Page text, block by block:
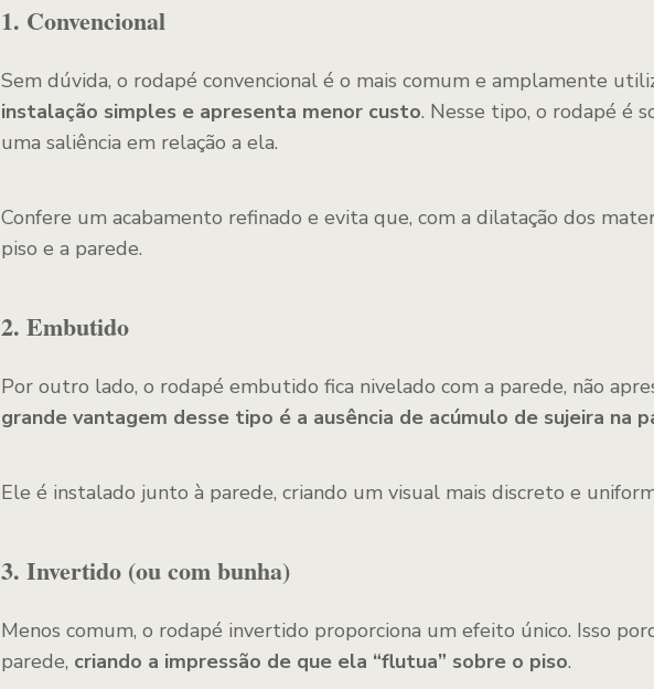
1. Convencional
Sem dúvida, o rodapé convencional é o mais comum e amplamente
instalação simples e apresenta menor custo. Nesse tipo, o rodapé é
uma saliência em relação a ela.
Confere um acabamento refinado e evita que, com a dilatação dos
piso e a parede.
2. Embutido
Por outro lado, o rodapé embutido fica nivelado com a parede, não
grande vantagem desse tipo é a ausência de acúmulo de sujeira na
Ele é instalado junto à parede, criando um visual mais discreto e
3. Invertido (ou com bunha)
Menos comum, o rodapé invertido proporciona um efeito único. Isso
parede, criando a impressão de que ela “flutua” sobre o piso.